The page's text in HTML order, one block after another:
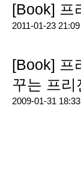
[Book] 프
2011-01-23 21:09
[Book] 프
꾸는 프리
2009-01-31